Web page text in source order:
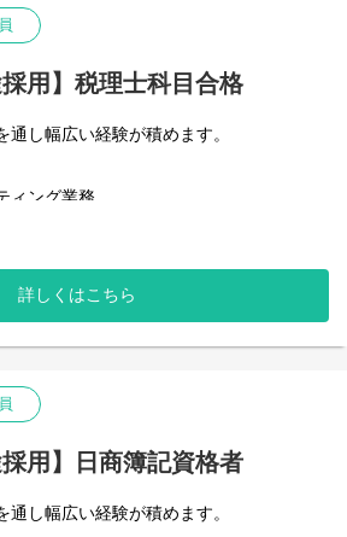
ントの税務に一環して携わることができ
充実
採用】税理士科目合格
し幅広い経験が積めます。
ィング業務
務
き及び届出
ントの税務に一環して携わることができ
充実
詳しくはこちら
採用】日商簿記資格者
し幅広い経験が積めます。